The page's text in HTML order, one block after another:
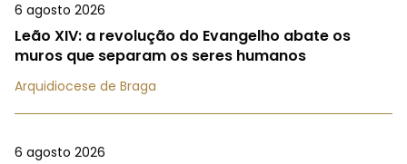
6 agosto 2026
Leão XIV: a revolução do Evangelho abate os
muros que separam os seres humanos
Arquidiocese de Braga
6 agosto 2026